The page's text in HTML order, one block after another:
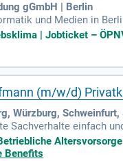
gGmbH | Berlin
und Medien in
Teilzeit besetzt
unsere
im Einzelhandel
| Jobticket –
(m/w/d)
Würzburg,
Sachverhalte einfach
und setzt Dir
Benefits